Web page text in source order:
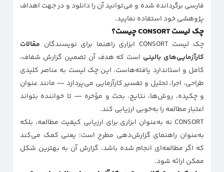
فارسی برگردانده شده و می‌توانید آن را دانلود و در جهت اهداف
پژوهشی خود استفاده نمایید.
چک لیست CONSORT چیست؟
چک لیست CONSORT ابزاری راهنما برای نویسندگان
مقالات
کارآزمایی‌های بالینی است که هدف آن تضمین گزارش شفاف،
کامل و استاندارد یافته‌هاست. این چک لیست به عناصر کلیدی
طراحی، اجرا، تحلیل و تفسیر کارآزمایی می‌پردازد — مانند عنوان
و چکیده، روش‌ها، نتایج، بحث و مؤخره — تا خواننده بتواند
اعتبار مطالعه را به‌خوبی ارزیابی کند.
CONSORT نه به‌عنوان ابزاری برای ارزیابی کیفیت مطالعه، بلکه
به‌عنوان راهنمای گزارش‌دهی مطرح است؛ یعنی کمک می‌کند
که اگر مطالعه‌ای انجام شده باشد، گزارش آن به بهترین شکل
ممکن ارائه شود.